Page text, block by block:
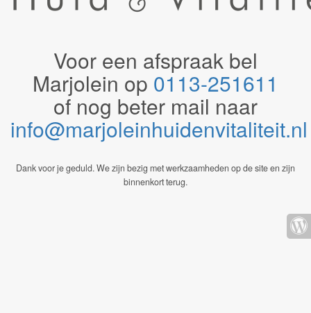
Voor een afspraak bel
Marjolein op 0113-251611
of nog beter mail naar
Dank voor je geduld. We zijn bezig met werkzaamheden op de site en zijn
binnenkort terug.